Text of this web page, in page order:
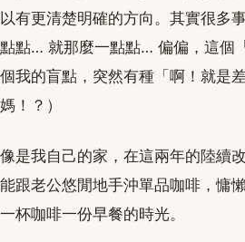
以有更清楚明確的方向。其實很多
點點… 就那麼一點點… 偏偏，這個
個我的盲點，突然有種「啊！就是
媽！？）
像是我自己的家，在這兩年的陸續
能跟老公悠閒地手沖單品咖啡，慵
一杯咖啡一份早餐的時光。